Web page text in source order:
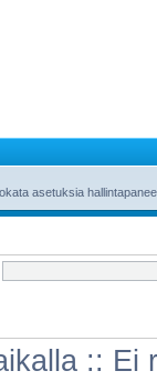
asetuksia
:: Ei